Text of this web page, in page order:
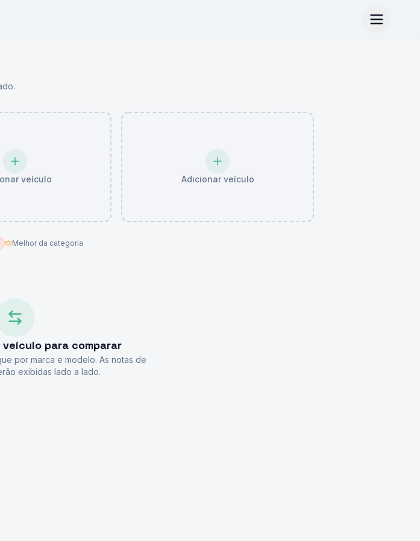
veículo Adicionar veículo
Melhor da categoria
veículo para comparar
por marca e modelo. As notas de
exibidas lado a lado.